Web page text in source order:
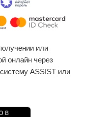
или
онлайн через
ASSIST или